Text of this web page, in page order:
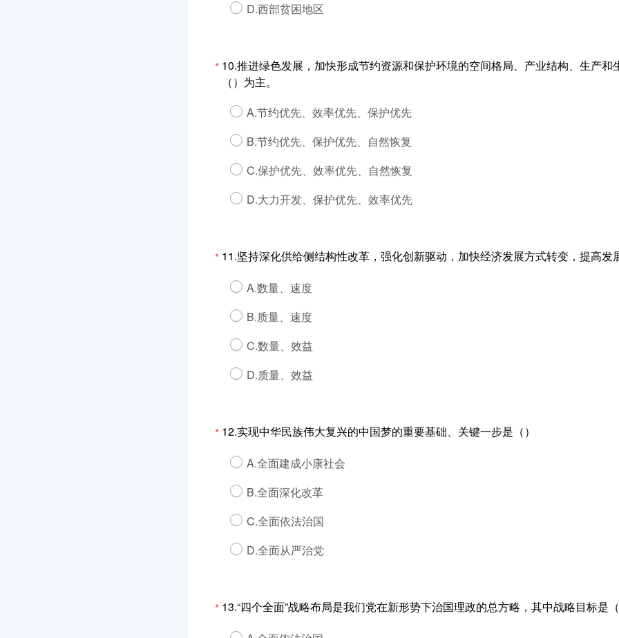
D.西部贫困地区
* 10.推进绿色发展，加快形成节约资源和保护环境的空间格局、产业结构、生产和
（）为主。
A.节约优先、效率优先、保护优先
B.节约优先、保护优先、自然恢复
C.保护优先、效率优先、自然恢复
D.大力开发、保护优先、效率优先
* 11.坚持深化供给侧结构性改革，强化创新驱动，加快经济发展方式转变，提高发
A.数量、速度
B.质量、速度
C.数量、效益
D.质量、效益
* 12.实现中华民族伟大复兴的中国梦的重要基础、关键一步是（）
A.全面建成小康社会
B.全面深化改革
C.全面依法治国
D.全面从严治党
* 13.“四个全面”战略布局是我们党在新形势下治国理政的总方略，其中战略目标是